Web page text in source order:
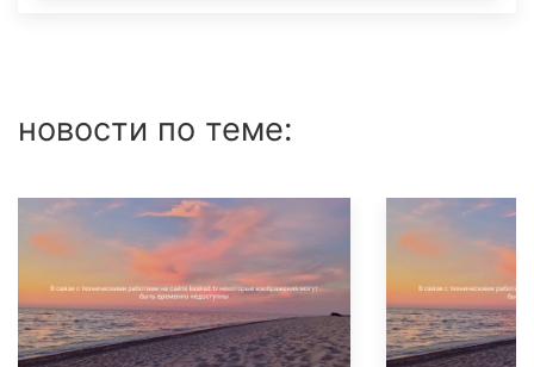
новости по теме: